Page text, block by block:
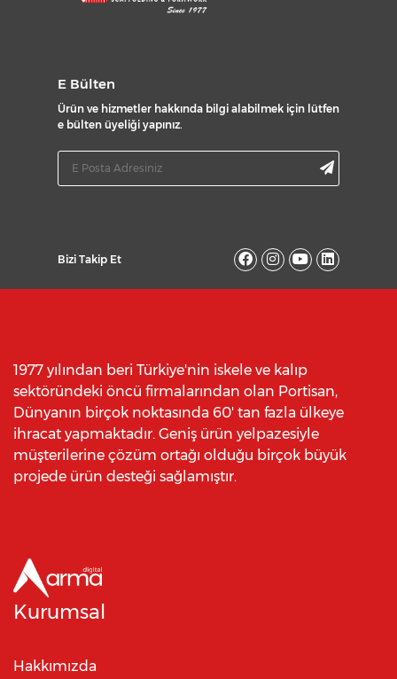
E Bülten
Ürün ve hizmetler hakkında bilgi alabilmek için lütfen
e bülten üyeliği yapınız.
Bizi Takip Et
1977 yılından beri Türkiye'nin iskele ve kalıp
sektöründeki öncü firmalarından olan Portisan,
Dünyanın birçok noktasında 60' tan fazla ülkeye
ihracat yapmaktadır. Geniş ürün yelpazesiyle
müşterilerine çözüm ortağı olduğu birçok büyük
projede ürün desteği sağlamıştır.
Kurumsal
Hakkımızda